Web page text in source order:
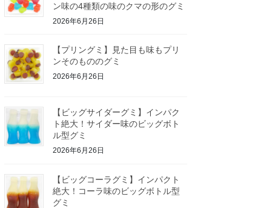
ン味の4種類の味のクマの形のグミ
2026年6月26日
【プリングミ】見た目も味もプリ
ンそのもののグミ
2026年6月26日
【ビッグサイダーグミ】インパク
ト絶大！サイダー味のビッグボト
ル型グミ
2026年6月26日
【ビッグコーラグミ】インパクト
絶大！コーラ味のビッグボトル型
グミ